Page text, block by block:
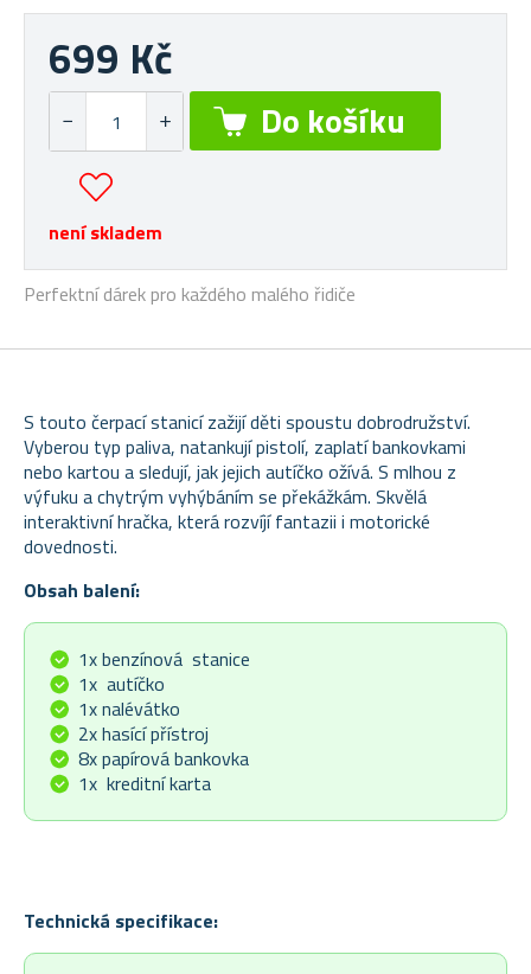
Perfektní dárek pro každého malého řidiče
699 Kč
není skladem
S touto čerpací stanicí zažijí děti spoustu dobrodružství.
Vyberou typ paliva, natankují pistolí, zaplatí bankovkami
nebo kartou a sledují, jak jejich autíčko ožívá. S mlhou z
výfuku a chytrým vyhýbáním se překážkám. Skvělá
interaktivní hračka, která rozvíjí fantazii i motorické
dovednosti.
Obsah balení:
1x benzínová stanice
1x autíčko
1x nalévátko
2x hasící přístroj
8x papírová bankovka
1x kreditní karta
Technická specifikace: